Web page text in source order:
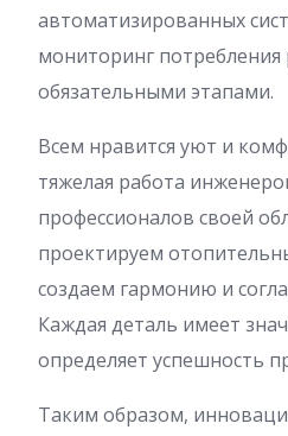
автоматизированных
мониторинг потребления
обязательными этапами.
Всем нравится уют и
тяжелая работа
профессионалов своей
проектируем
создаем гармонию и
Каждая деталь имеет
определяет успешность
Таким образом,